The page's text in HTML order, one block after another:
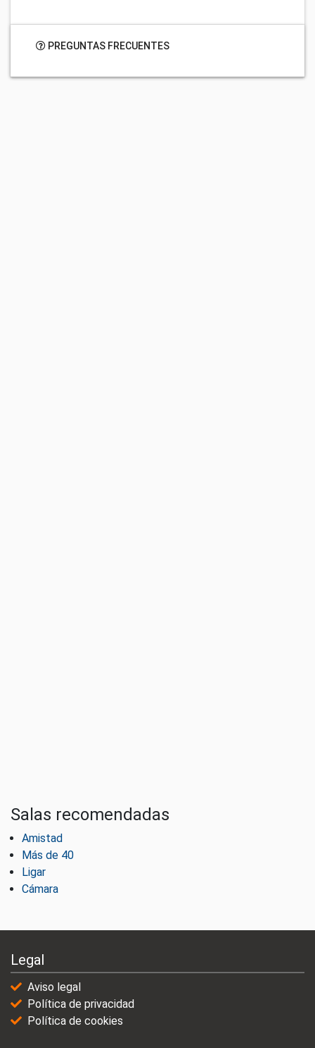
PREGUNTAS FRECUENTES
Salas recomendadas
Amistad
Más de 40
Ligar
Cámara
Legal
Aviso legal
Política de privacidad
Política de cookies